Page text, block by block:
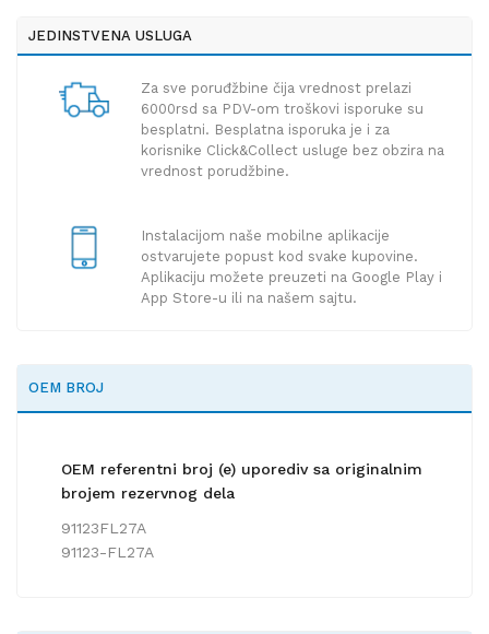
JEDINSTVENA USLUGA
Za sve poruđžbine čija vrednost prelazi
6000rsd sa PDV-om troškovi isporuke su
besplatni. Besplatna isporuka je i za
korisnike Click&Collect usluge bez obzira na
vrednost porudžbine.
Instalacijom naše mobilne aplikacije
ostvarujete popust kod svake kupovine.
Aplikaciju možete preuzeti na Google Play i
App Store-u ili na našem sajtu.
OEM BROJ
OEM referentni broj (e) uporediv sa originalnim
brojem rezervnog dela
91123FL27A
91123-FL27A